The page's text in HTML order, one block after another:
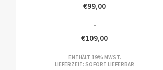
€99,00
–
€109,00
ENTHÄLT 19% MWST.
LIEFERZEIT: SOFORT LIEFERBAR